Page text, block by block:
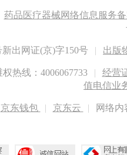
药品医疗器械网络信息服务
出网证(京)字150号 | 出版
热线：4006067733 | 经营
值电信业
京东钱包 | 京东云 | 网络内